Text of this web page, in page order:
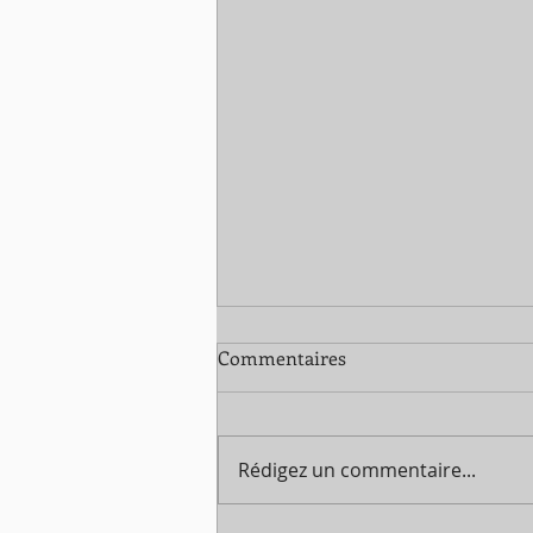
Une séance de Handball
Commentaires
Rédigez un commentaire...